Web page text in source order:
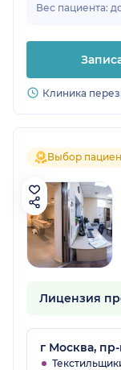
Вес пациента:
Клиника
Выбор
Лицензия
г Москва,